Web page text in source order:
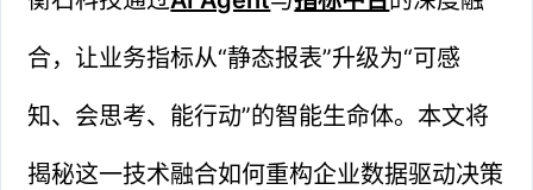
合，让业务指标从“静态报表”升级为“可感
知、会思考、能行动”的智能生命体。本文将
揭秘这一技术融合如何重构企业数据驱动决策